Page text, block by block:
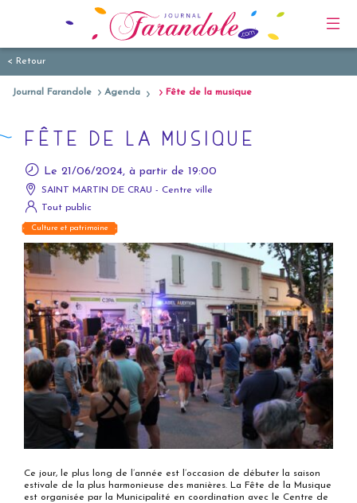
< Retour
Journal Farandole Agenda Fête de la musique
FÊTE DE LA MUSIQUE
Le 21/06/2024, à partir de 19:00
SAINT MARTIN DE CRAU - Centre ville
Tout public
Culture et patrimoine
Ce jour, le plus long de l’année est l’occasion de débuter la saison
estivale de la plus harmonieuse des manières. La Fête de la Musique
est organisée par la Municipalité en coordination avec le Centre de